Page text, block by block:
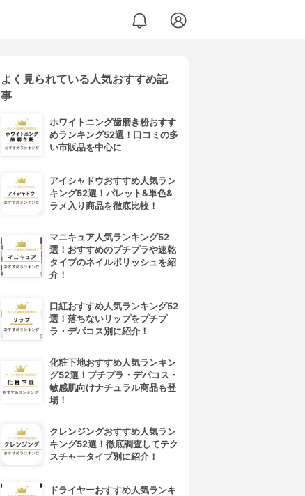
よく見られている人気おすすめ記
事
ホワイトニング歯磨き粉おすす
めランキング52選！口コミの多
い市販品を中心に
アイシャドウおすすめ人気ラン
キング52選！パレット&単色&
ラメ入り商品を徹底比較！
マニキュア人気ランキング52
選！おすすめのプチプラや速乾
タイプのネイルポリッシュを紹
介！
口紅おすすめ人気ランキング52
選！落ちないリップをプチプ
ラ・デパコス別に紹介！
化粧下地おすすめ人気ランキン
グ52選！プチプラ・デパコス・
敏感肌向けナチュラル商品も登
場！
クレンジングおすすめ人気ラン
キング52選！徹底調査してテク
スチャータイプ別に紹介！
ドライヤーおすすめ人気ランキ